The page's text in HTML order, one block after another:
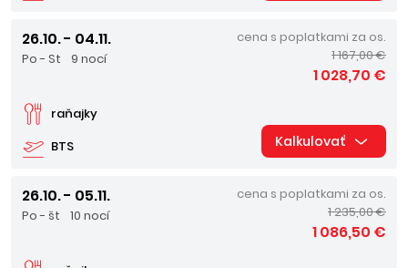
26.10. - 04.11.
Po - St 9 nocí
BTS
raňajky
cena s poplatkami za os.
1 167,00 €
1 028,70 €
Kalkulovať
26.10. - 05.11.
Po - št 10 nocí
cena s poplatkami za os.
1 235,00 €
1 086,50 €